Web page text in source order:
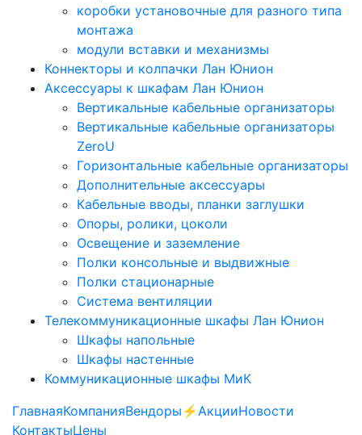
коробки установочные для разного типа
монтажа
модули вставки и механизмы
Коннекторы и колпачки Лан Юнион
Аксессуары к шкафам Лан Юнион
Вертикальные кабельные организаторы
Вертикальные кабельные организаторы
ZeroU
Горизонтальные кабельные организаторы
Дополнительные аксессуары
Кабельные вводы, планки заглушки
Опоры, ролики, цоколи
Освещение и заземление
Полки консольные и выдвижные
Полки стационарные
Система вентиляции
Телекоммуникационные шкафы Лан Юнион
Шкафы напольные
Шкафы настенные
Коммуникационные шкафы МиК
ГлавнаяКомпанияВендоры ⚡️АкцииНовости
КонтактыЦены